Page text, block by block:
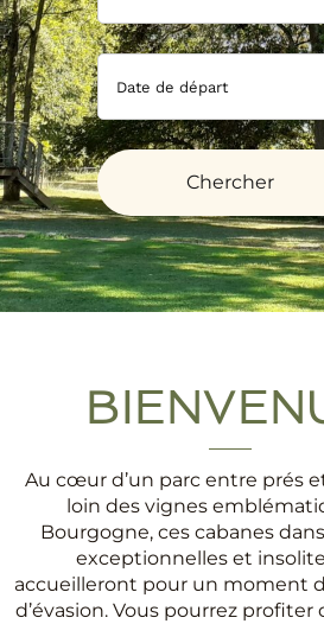
Au cœur d’un parc entre prés
loin des vignes
Bourgogne, ces cabanes
exceptionnelles et
accueilleront pour un moment
d’évasion. Vous pourrez profiter